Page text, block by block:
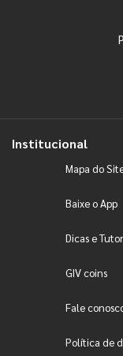
Institucional
Mapa do
Baixe o App
Dicas e
GIV coins
Fale
Política de